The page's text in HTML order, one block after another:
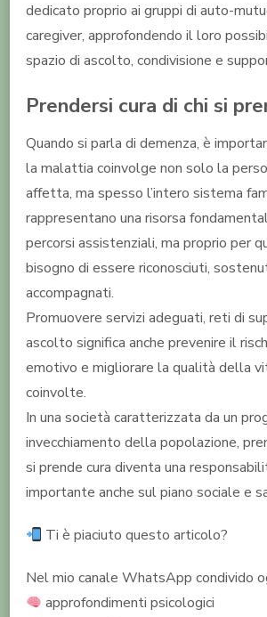
dedicato proprio ai gruppi di auto-
caregiver, approfondendo il loro
spazio di ascolto, condivisione e
Prendersi cura di chi si
Quando si parla di demenza, è
la malattia coinvolge non solo la
affetta, ma spesso l’intero sistema
rappresentano una risorsa
percorsi assistenziali, ma proprio per
bisogno di essere riconosciuti,
accompagnati.
Promuovere servizi adeguati, reti di
ascolto significa anche prevenire il
emotivo e migliorare la qualità della
coinvolte.
In una società caratterizzata da un
invecchiamento della popolazione,
si prende cura diventa una
importante anche sul piano sociale e
Ti è piaciuto questo articolo?
Nel mio canale WhatsApp condivido
approfondimenti psicologici